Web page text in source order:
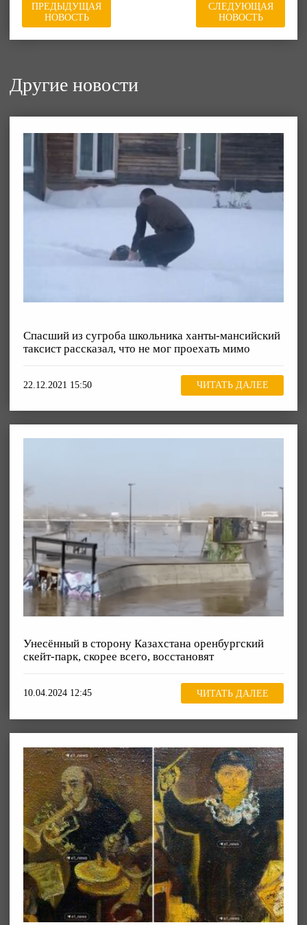
ПРЕДЫДУЩАЯ
НОВОСТЬ
СЛЕДУЮЩАЯ
НОВОСТЬ
Другие новости
Спасший из сугроба школьника ханты-мансийский
таксист рассказал, что не мог проехать мимо
22.12.2021 15:50 ЧИТАТЬ ДАЛЕЕ
Унесённый в сторону Казахстана оренбургский
скейт-парк, скорее всего, восстановят
10.04.2024 12:45 ЧИТАТЬ ДАЛЕЕ